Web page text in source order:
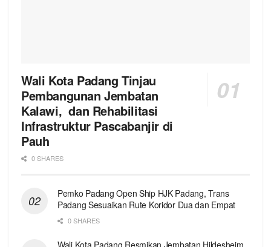
Wali Kota Padang Tinjau
Pembangunan Jembatan
Kalawi, dan Rehabilitasi
Infrastruktur Pascabanjir di
Pauh
0 SHARES
Pemko Padang Open Ship HJK Padang, Trans
Padang Sesuaikan Rute Koridor Dua dan Empat
0 SHARES
Wali Kota Padang Resmikan Jembatan Hildesheim